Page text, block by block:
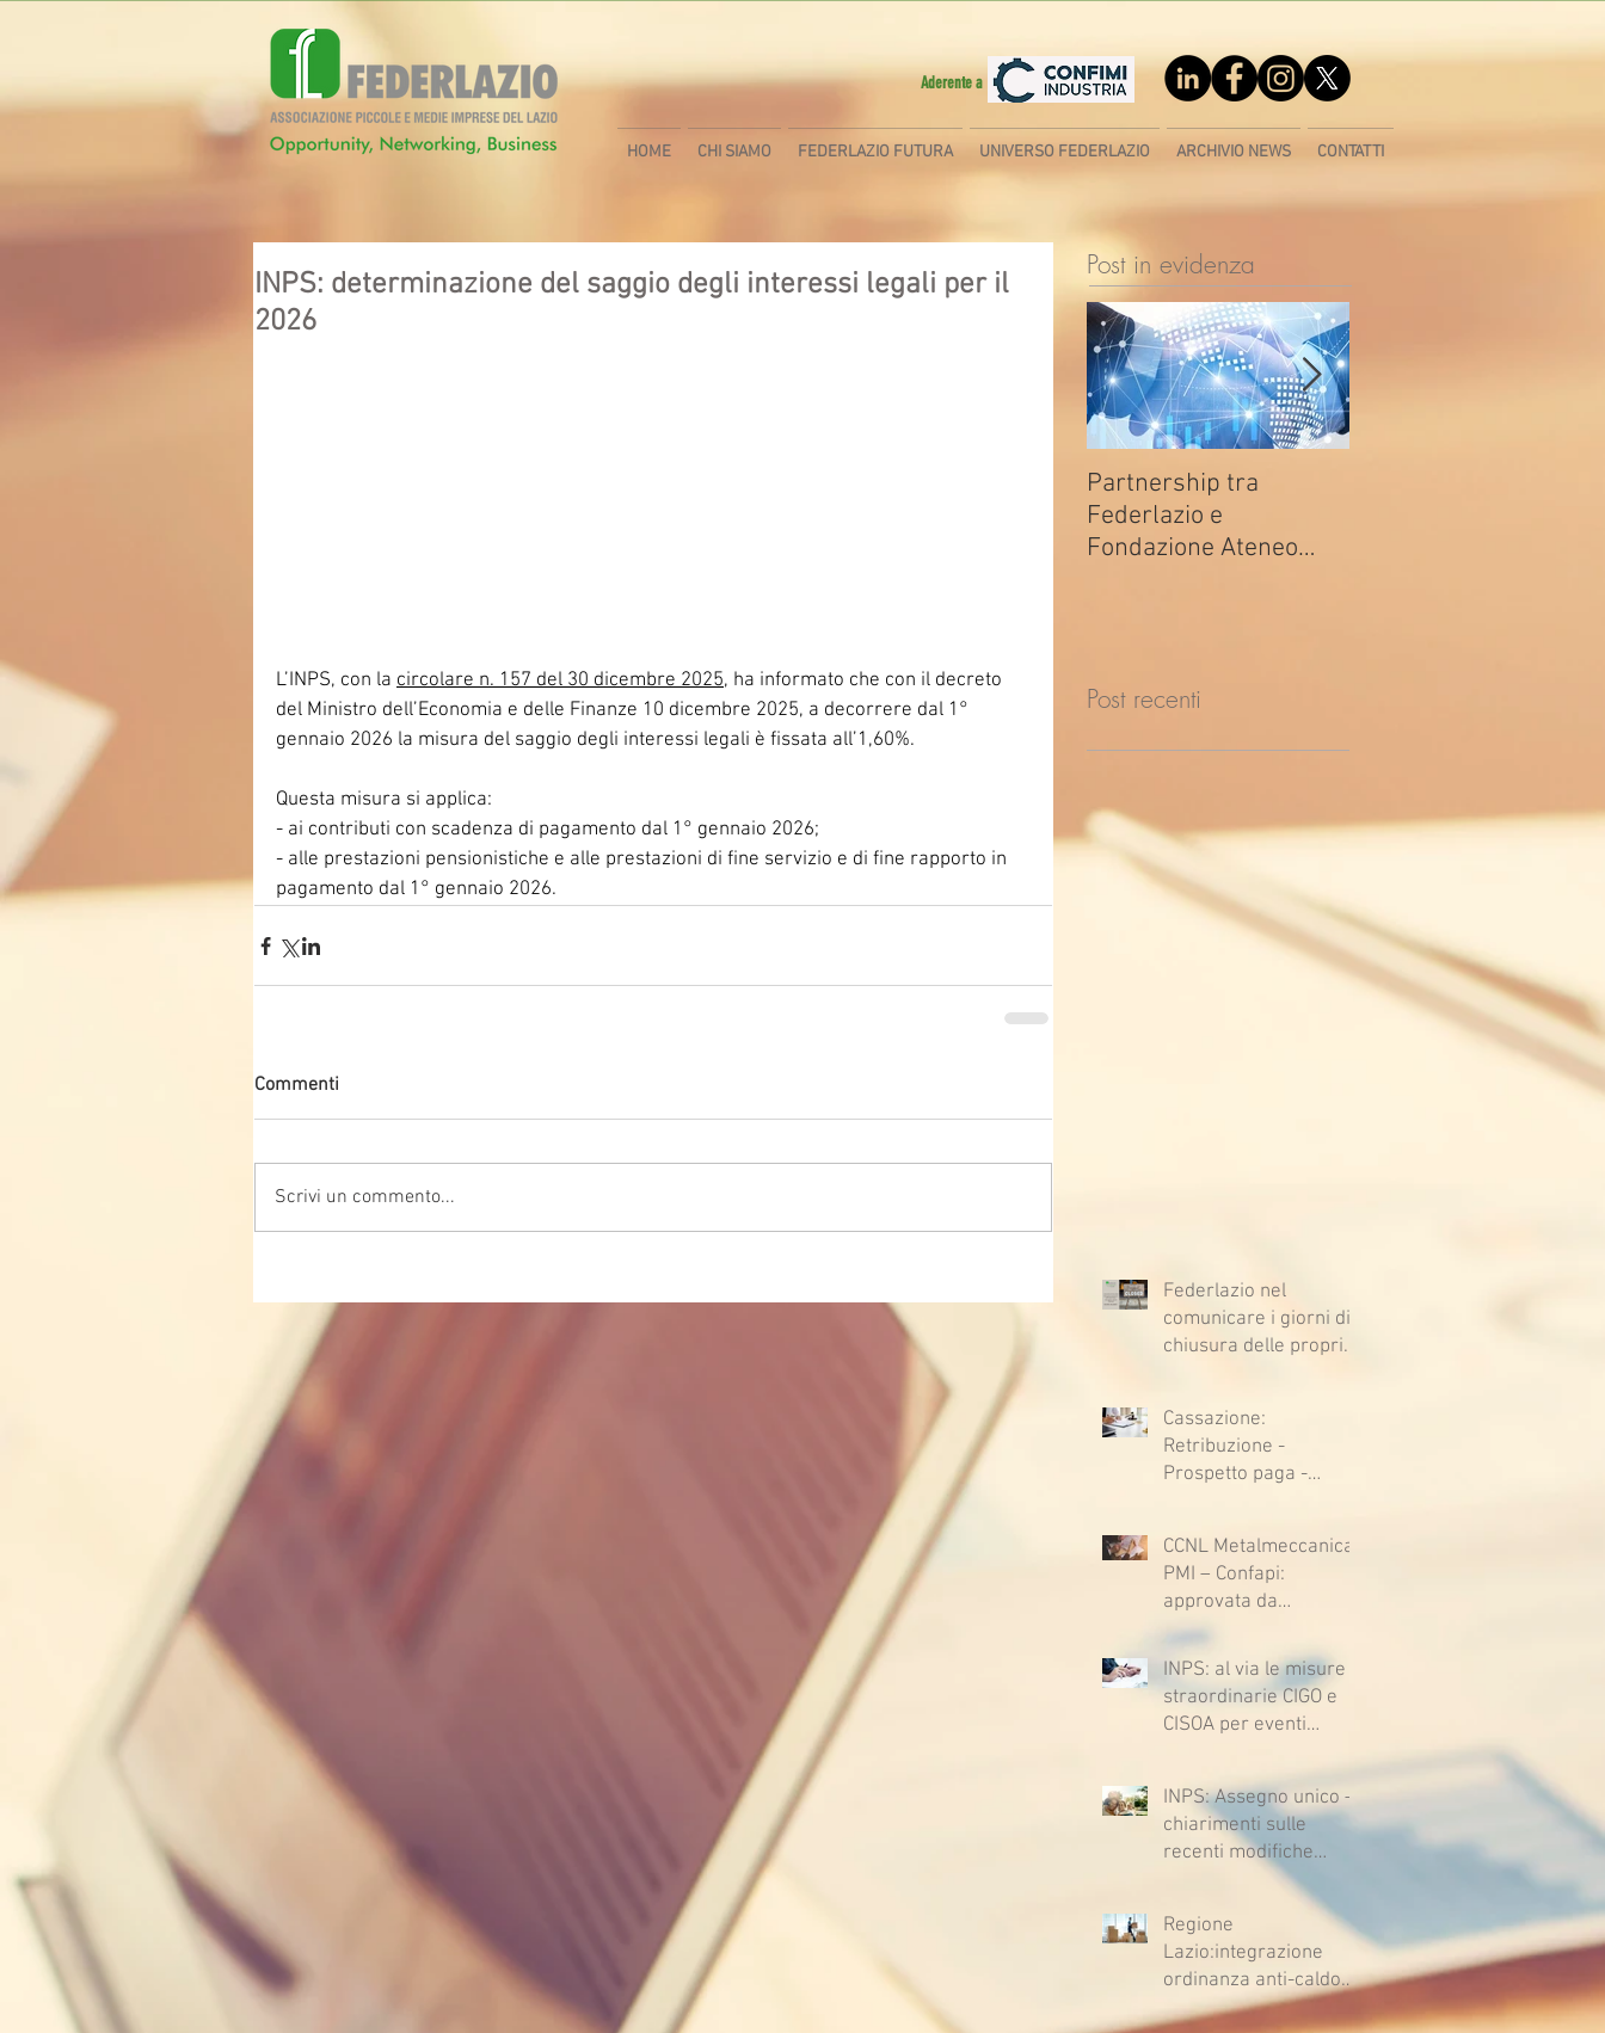
Aderente a
HOME CHI SIAMO FEDERLAZIO FUTURA UNIVERSO FEDERLAZIO ARCHIVIO NEWS CONTATTI
INPS: determinazione del saggio degli interessi legali per il
2026
L’INPS, con la circolare n. 157 del 30 dicembre 2025, ha informato che con il decreto
del Ministro dell’Economia e delle Finanze 10 dicembre 2025, a decorrere dal 1°
gennaio 2026 la misura del saggio degli interessi legali è fissata all’1,60%.
Questa misura si applica:
- ai contributi con scadenza di pagamento dal 1° gennaio 2026;
- alle prestazioni pensionistiche e alle prestazioni di fine servizio e di fine rapporto in
pagamento dal 1° gennaio 2026.
Commenti
Scrivi un commento...
Post in evidenza
Partnership tra
Federlazio e
Fondazione Ateneo
Post recenti
Federlazio nel
comunicare i giorni di
chiusura delle proprie
Cassazione:
Retribuzione -
Prospetto paga -
sfavore del datore di
lavoro - Prova legale -
Sussiste. (Cc, articoli
2732, 2734 e 2735)
CCNL Metalmeccanica
PMI – Confapi:
approvata da
lavoratrici e lavoratori
l’ipotesi di accordo per
il rinnovo del CCNL
INPS: al via le misure
straordinarie CIGO e
CISOA per eventi
INPS: Assegno unico –
chiarimenti sulle
recenti modifiche
Regione
Lazio:integrazione
ordinanza anti-caldo
per l'estate 2026